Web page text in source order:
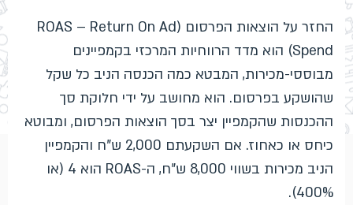
החזר על הוצאות הפרסום (ROAS – Return On Ad
Spend) הוא מדד הרווחיות המרכזי בקמפיינים
מבוססי-מכירות, המבטא כמה הכנסה הניב כל שקל
שהושקע בפרסום. הוא מחושב על ידי חלוקת סך
ההכנסות שהקמפיין יצר בסך הוצאות הפרסום, ומבוטא
כיחס או כאחוז. אם השקעתם 2,000 ש"ח והקמפיין
הניב מכירות בשווי 8,000 ש"ח, ה-ROAS הוא 4 (או
400%).